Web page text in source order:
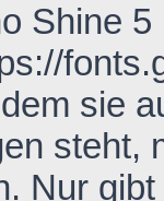
Shine
sie
steht,
Nur